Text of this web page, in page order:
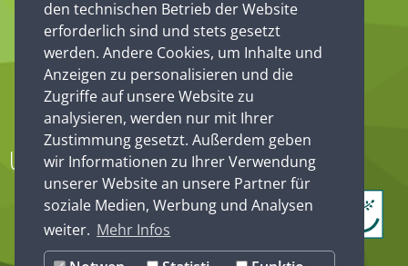
den technischen Betrieb der Website
erforderlich sind und stets gesetzt
werden. Andere Cookies, um Inhalte und
Anzeigen zu personalisieren und die
Zugriffe auf unsere Website zu
analysieren, werden nur mit Ihrer
Zustimmung gesetzt. Außerdem geben
wir Informationen zu Ihrer Verwendung
unserer Website an unsere Partner für
soziale Medien, Werbung und Analysen
weiter. Mehr Infos
Unsere Partner